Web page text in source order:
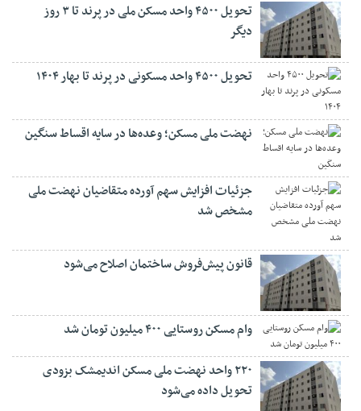
تحویل ۴۵۰۰ واحد مسکن ملی در پرند تا ۳ روز
دیگر
تحویل ۴۵۰۰ واحد مسکونی در پرند تا بهار ۱۴۰۴
نهضت ملی مسکن؛ وعده‌ها در سایه اقساط سنگین
جزئیات افزایش سهم آورده متقاضیان نهضت ملی
مشخص شد
قانون پیش‌فروش ساختمان اصلاح می‌شود
وام مسکن روستایی ۴۰۰ میلیون تومان شد
۲۲۰ واحد نهضت ملی مسکن اندیمشک بزودی
تحویل داده می‌شود